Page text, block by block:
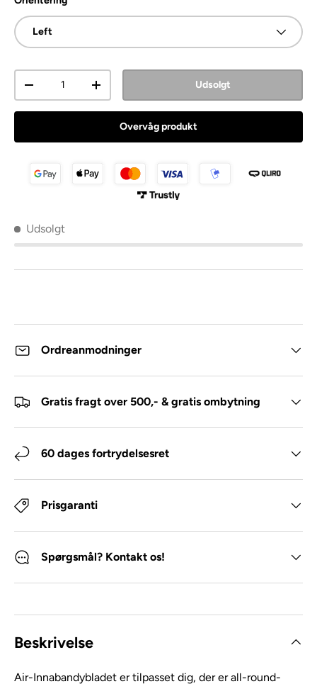
Left
Udsolgt
Overvåg produkt
Udsolgt
Ordreanmodninger
Gratis fragt over 500,- & gratis ombytning
60 dages fortrydelsesret
Prisgaranti
Spørgsmål? Kontakt os!
Beskrivelse
Air-Innabandybladet er tilpasset dig, der er all-round-